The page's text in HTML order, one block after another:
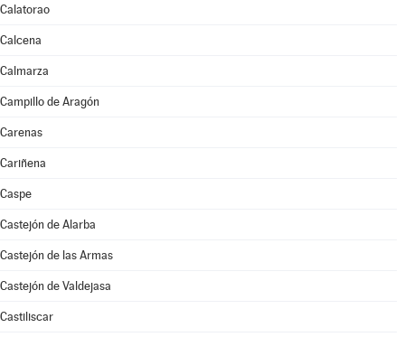
Calatorao
Calcena
Calmarza
Campillo de Aragón
Carenas
Cariñena
Caspe
Castejón de Alarba
Castejón de las Armas
Castejón de Valdejasa
Castiliscar